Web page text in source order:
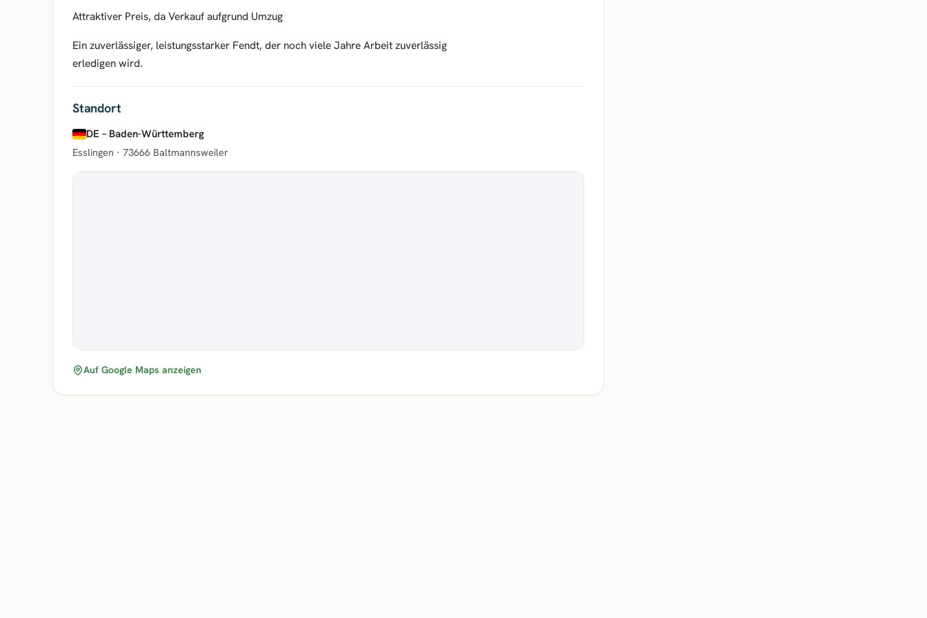
Attraktiver Preis, da Verkauf aufgrund Umzug
Ein zuverlässiger, leistungsstarker Fendt, der noch viele Jahre Arbeit zuverlässig
erledigen wird.
Standort
DE – Baden-Württemberg
Esslingen · 73666 Baltmannsweiler
Auf Google Maps anzeigen